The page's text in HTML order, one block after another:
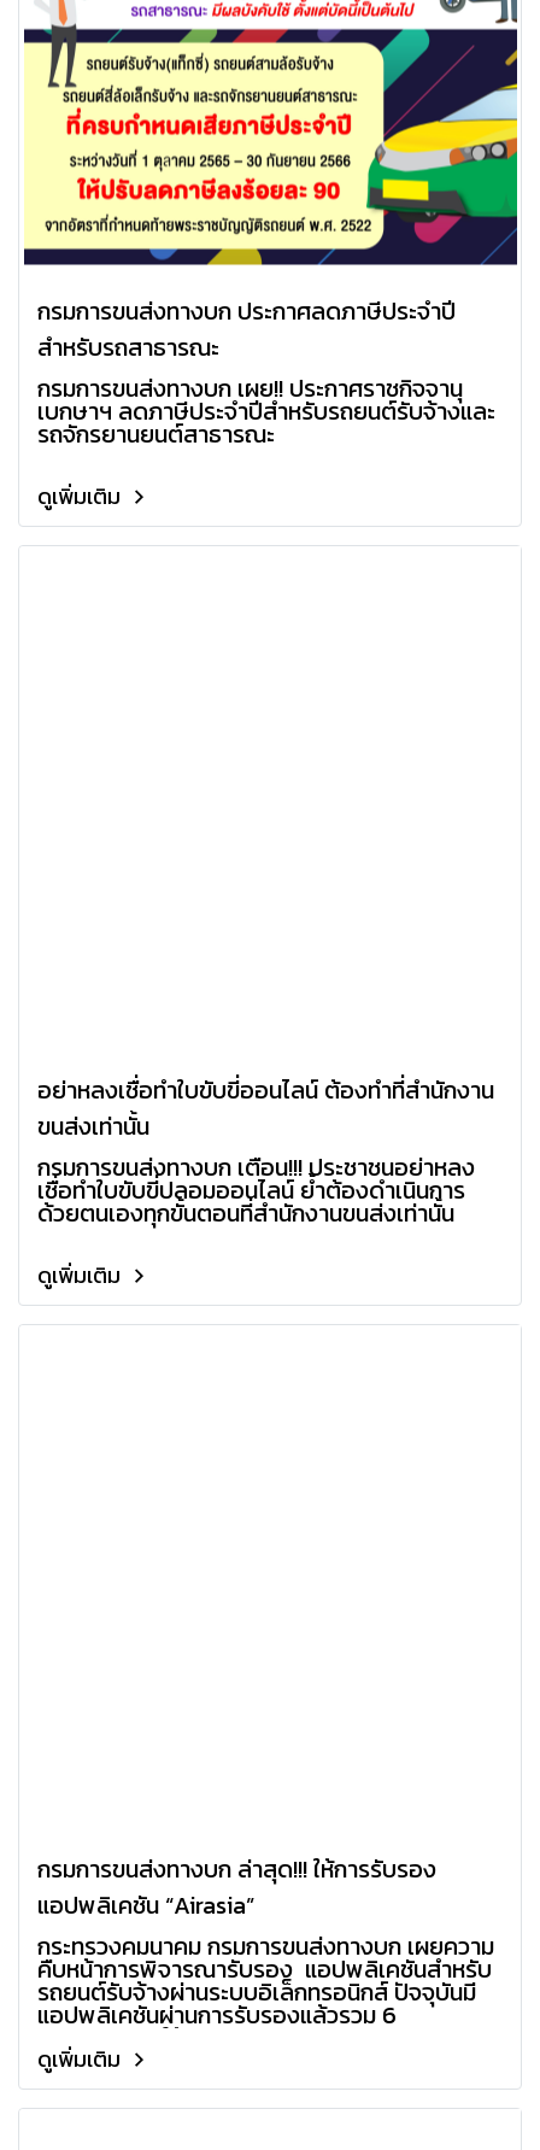
กรมการขนส่งทางบก ประกาศลดภาษีประจำปี
สำหรับรถสาธารณะ
กรมการขนส่งทางบก เผย!! ประกาศราชกิจจานุ
เบกษาฯ ลดภาษีประจำปีสำหรับรถยนต์รับจ้างและ
รถจักรยานยนต์สาธารณะ
ดูเพิ่มเติม
อย่าหลงเชื่อทำใบขับขี่ออนไลน์ ต้องทำที่สำนักงาน
ขนส่งเท่านั้น
กรมการขนส่งทางบก เตือน!!! ประชาชนอย่าหลง
เชื่อทำใบขับขี่ปลอมออนไลน์ ย้ำต้องดำเนินการ
ด้วยตนเองทุกขั้นตอนที่สำนักงานขนส่งเท่านั้น
ดูเพิ่มเติม
กรมการขนส่งทางบก ล่าสุด!!! ให้การรับรอง
แอปพลิเคชัน “Airasia”
กระทรวงคมนาคม กรมการขนส่งทางบก เผยความ
คืบหน้าการพิจารณารับรอง แอปพลิเคชันสำหรับ
รถยนต์รับจ้างผ่านระบบอิเล็กทรอนิกส์ ปัจจุบันมี
แอปพลิเคชันผ่านการรับรองแล้วรวม 6
ราย ล่าสุด!!! ให้การรับรองแอปพลิเคชัน “Airasia”
ดูเพิ่มเติม